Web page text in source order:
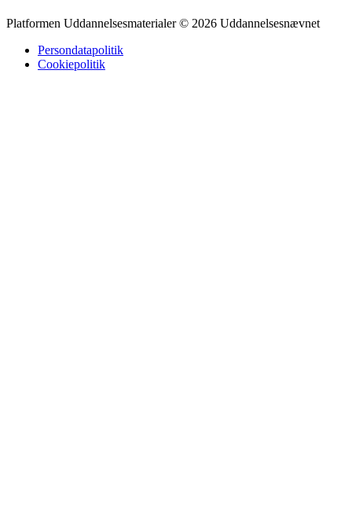
Platformen Uddannelsesmaterialer © 2026 Uddannelsesnævnet
Persondatapolitik
Cookiepolitik